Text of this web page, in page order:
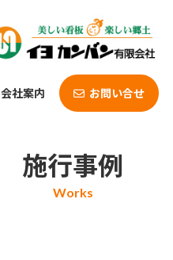
会社案内 お問い合せ
施行事例